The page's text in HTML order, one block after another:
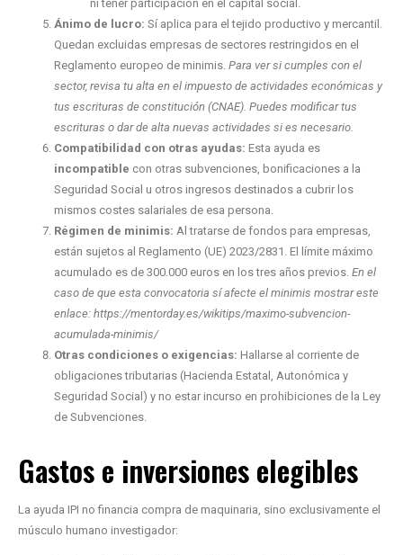
ni tener participación en el capital social.
Ánimo de lucro: Sí aplica para el tejido productivo y mercantil.
Quedan excluidas empresas de sectores restringidos en el
Reglamento europeo de minimis. Para ver si cumples con el
sector, revisa tu alta en el impuesto de actividades económicas y
tus escrituras de constitución (CNAE). Puedes modificar tus
escrituras o dar de alta nuevas actividades si es necesario.
Compatibilidad con otras ayudas: Esta ayuda es
incompatible con otras subvenciones, bonificaciones a la
Seguridad Social u otros ingresos destinados a cubrir los
mismos costes salariales de esa persona.
Régimen de minimis: Al tratarse de fondos para empresas,
están sujetos al Reglamento (UE) 2023/2831. El límite máximo
acumulado es de 300.000 euros en los tres años previos. En el
caso de que esta convocatoria sí afecte el minimis mostrar este
enlace: https://mentorday.es/wikitips/maximo-subvencion-
acumulada-minimis/
Otras condiciones o exigencias: Hallarse al corriente de
obligaciones tributarias (Hacienda Estatal, Autonómica y
Seguridad Social) y no estar incurso en prohibiciones de la Ley
de Subvenciones.
Gastos e inversiones elegibles
La ayuda IPI no financia compra de maquinaria, sino exclusivamente el
músculo humano investigador: